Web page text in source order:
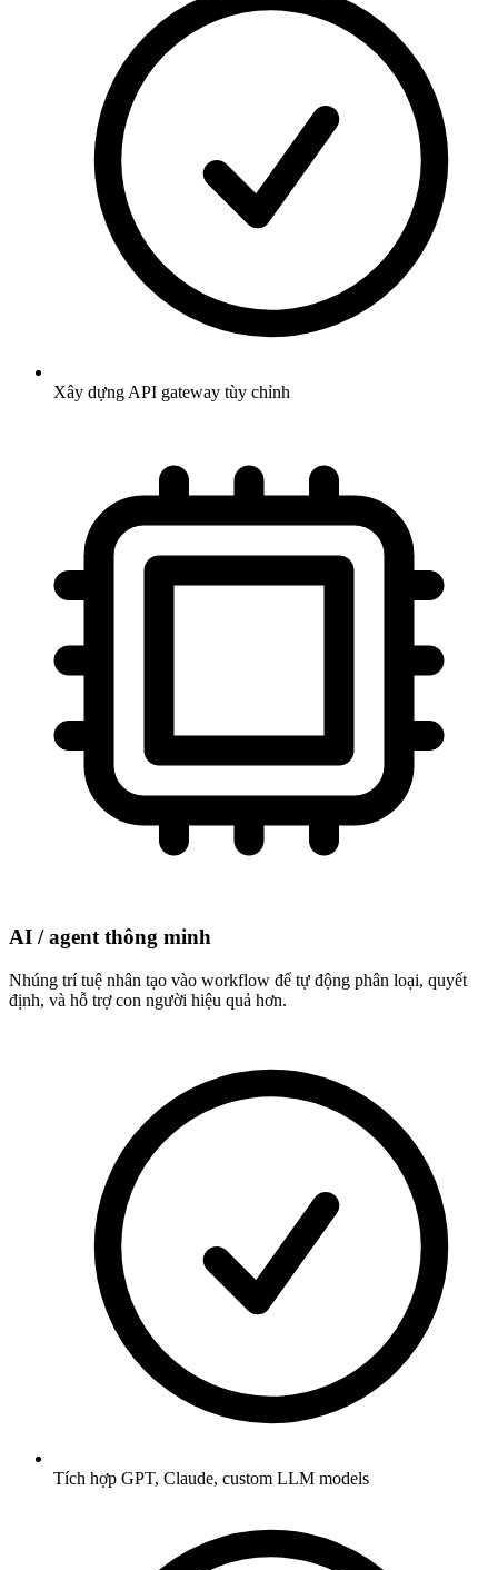
Xây dựng API gateway tùy chỉnh
AI / agent thông minh
Nhúng trí tuệ nhân tạo vào workflow để tự động phân loại, quyết
định, và hỗ trợ con người hiệu quả hơn.
Tích hợp GPT, Claude, custom LLM models